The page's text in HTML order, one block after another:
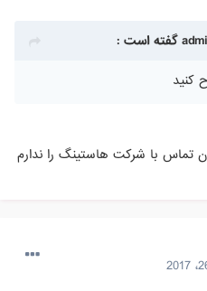
کنید
با شرکت هاستینگ را ندارم